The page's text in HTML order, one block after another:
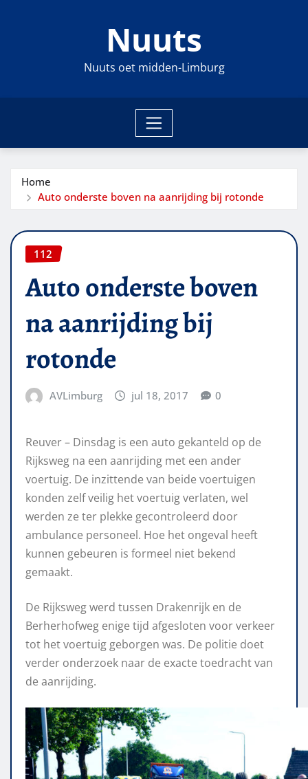
Nuuts
Nuuts oet midden-Limburg
Home
Auto onderste boven na aanrijding bij rotonde
112
Auto onderste boven
na aanrijding bij
rotonde
AVLimburg jul 18, 2017 0
Reuver – Dinsdag is een auto gekanteld op de
Rijksweg na een aanrijding met een ander
voertuig. De inzittende van beide voertuigen
konden zelf veilig het voertuig verlaten, wel
werden ze ter plekke gecontroleerd door
ambulance personeel. Hoe het ongeval heeft
kunnen gebeuren is formeel niet bekend
gemaakt.
De Rijksweg werd tussen Drakenrijk en de
Berherhofweg enige tijd afgesloten voor verkeer
tot het voertuig geborgen was. De politie doet
verder onderzoek naar de exacte toedracht van
de aanrijding.